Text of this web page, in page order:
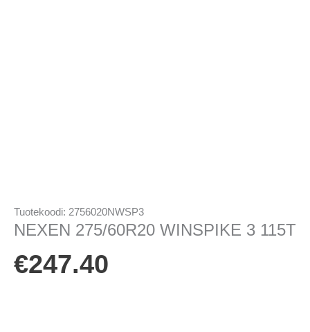
Tuotekoodi: 2756020NWSP3
NEXEN 275/60R20 WINSPIKE 3 115T
€247.40